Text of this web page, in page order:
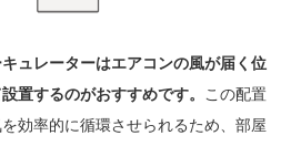
ュレーターはエアコンの風が届く位
置するのがおすすめです。
この配置
効率的に循環させられるため、部屋